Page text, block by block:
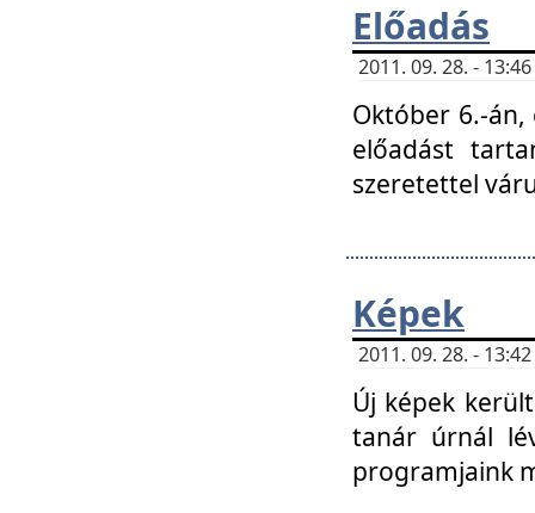
Előadás
2011. 09. 28. -
Október 6.-
előadást
szeretettel
Képek
2011. 09. 28. -
Új képek
tanár úrnál
programjaink